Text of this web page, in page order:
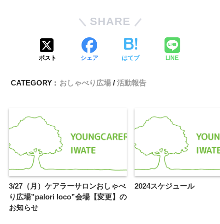
SHARE
ポスト シェア はてブ LINE
CATEGORY : おしゃべり広場 活動報告
3/27（月）ケアラーサロンおしゃべ
り広場”palori loco”会場【変更】の
お知らせ
2024スケジュール